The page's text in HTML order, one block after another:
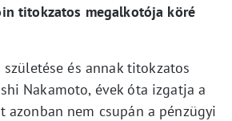
titokzatos megalkotója köré
és annak titokzatos
Nakamoto, évek óta izgatja a
azonban nem csupán a pénzügyi